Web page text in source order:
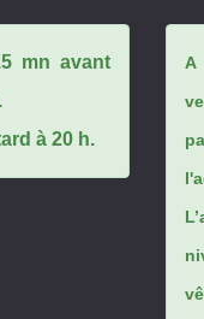
mn avant
à 20 h.
A